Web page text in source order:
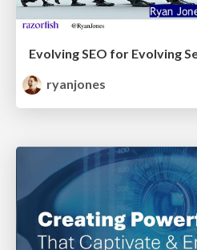
Evolving SEO for Evolving
ryanjones